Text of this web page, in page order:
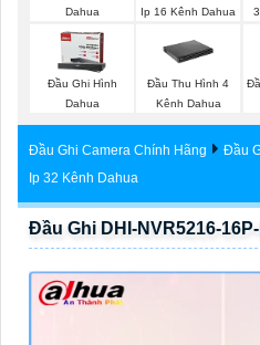
TƯ
LẮP
Dahua
Ip 16 Kênh Dahua
Đầu Ghi Hình
Dahua
Đầu Thu Hình 4
Kênh Dahua
Đầu Ghi Camera Chính Hãng Đầu
Ip 32 Kênh Dahua
Đầu Ghi DHI-NVR5216-